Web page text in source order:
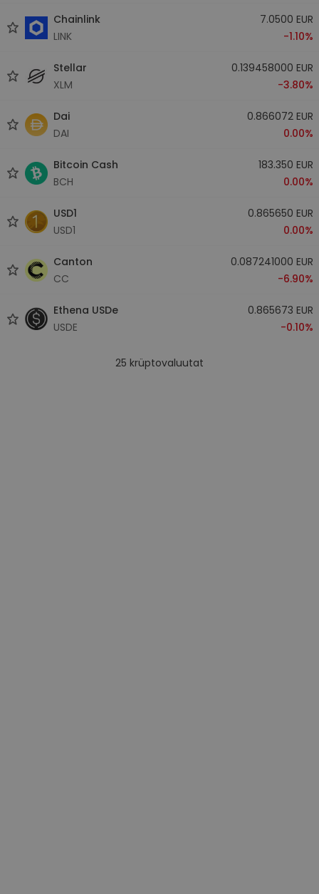
Chainlink
LINK
7.0500 EUR
-1.10%
Stellar
XLM
0.139458000 EUR
-3.80%
Dai
DAI
0.866072 EUR
0.00%
Bitcoin Cash
BCH
183.350 EUR
0.00%
USD1
USD1
0.865650 EUR
0.00%
Canton
CC
0.087241000 EUR
-6.90%
Ethena USDe
USDE
0.865673 EUR
-0.10%
25 krüptovaluutat